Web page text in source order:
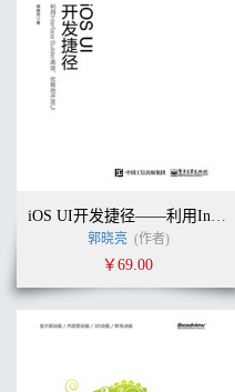
郭晓亮 (作者)
￥69.00